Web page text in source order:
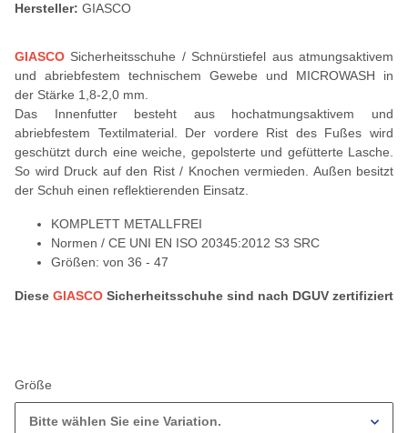
Hersteller: GIASCO
GIASCO Sicherheitsschuhe / Schnürstiefel aus atmungsaktivem
und abriebfestem technischem Gewebe und MICROWASH in
der Stärke 1,8-2,0 mm.
Das Innenfutter besteht aus hochatmungsaktivem und
abriebfestem Textilmaterial. Der vordere Rist des Fußes wird
geschützt durch eine weiche, gepolsterte und gefütterte Lasche.
So wird Druck auf den Rist / Knochen vermieden. Außen besitzt
der Schuh einen reflektierenden Einsatz.
KOMPLETT METALLFREI
Normen / CE UNI EN ISO 20345:2012 S3 SRC
Größen: von 36 - 47
Diese GIASCO Sicherheitsschuhe sind nach DGUV zertifiziert
Größe
Bitte wählen Sie eine Variation.